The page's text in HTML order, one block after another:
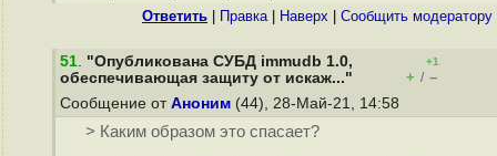
Ответить Правка| Наверх Cообщить модератору
51. "Опубликована СУБД immudb 1.0,
обеспечивающая защиту от искаж..."
+1
+ / –
Сообщение от Аноним (44), 28-Май-21, 14:58
> Каким образом это спасает?